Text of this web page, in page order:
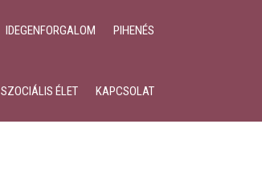
IDEGENFORGALOM PIHENÉS
SZOCIÁLIS ÉLET KAPCSOLAT